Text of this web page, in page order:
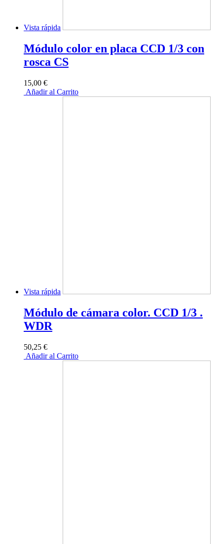
Vista rápida
Módulo color en placa CCD 1/3 con
rosca CS
15,00 €
Añadir al Carrito
Vista rápida
Módulo de cámara color. CCD 1/3 .
WDR
50,25 €
Añadir al Carrito